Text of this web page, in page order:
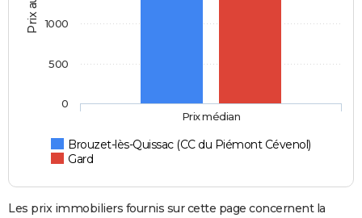
Brouzet-lès-Quissac (CC du Piémont Cévenol)
Gard
Prix médian
0
500
1000
Les prix immobiliers fournis sur cette page concernent la